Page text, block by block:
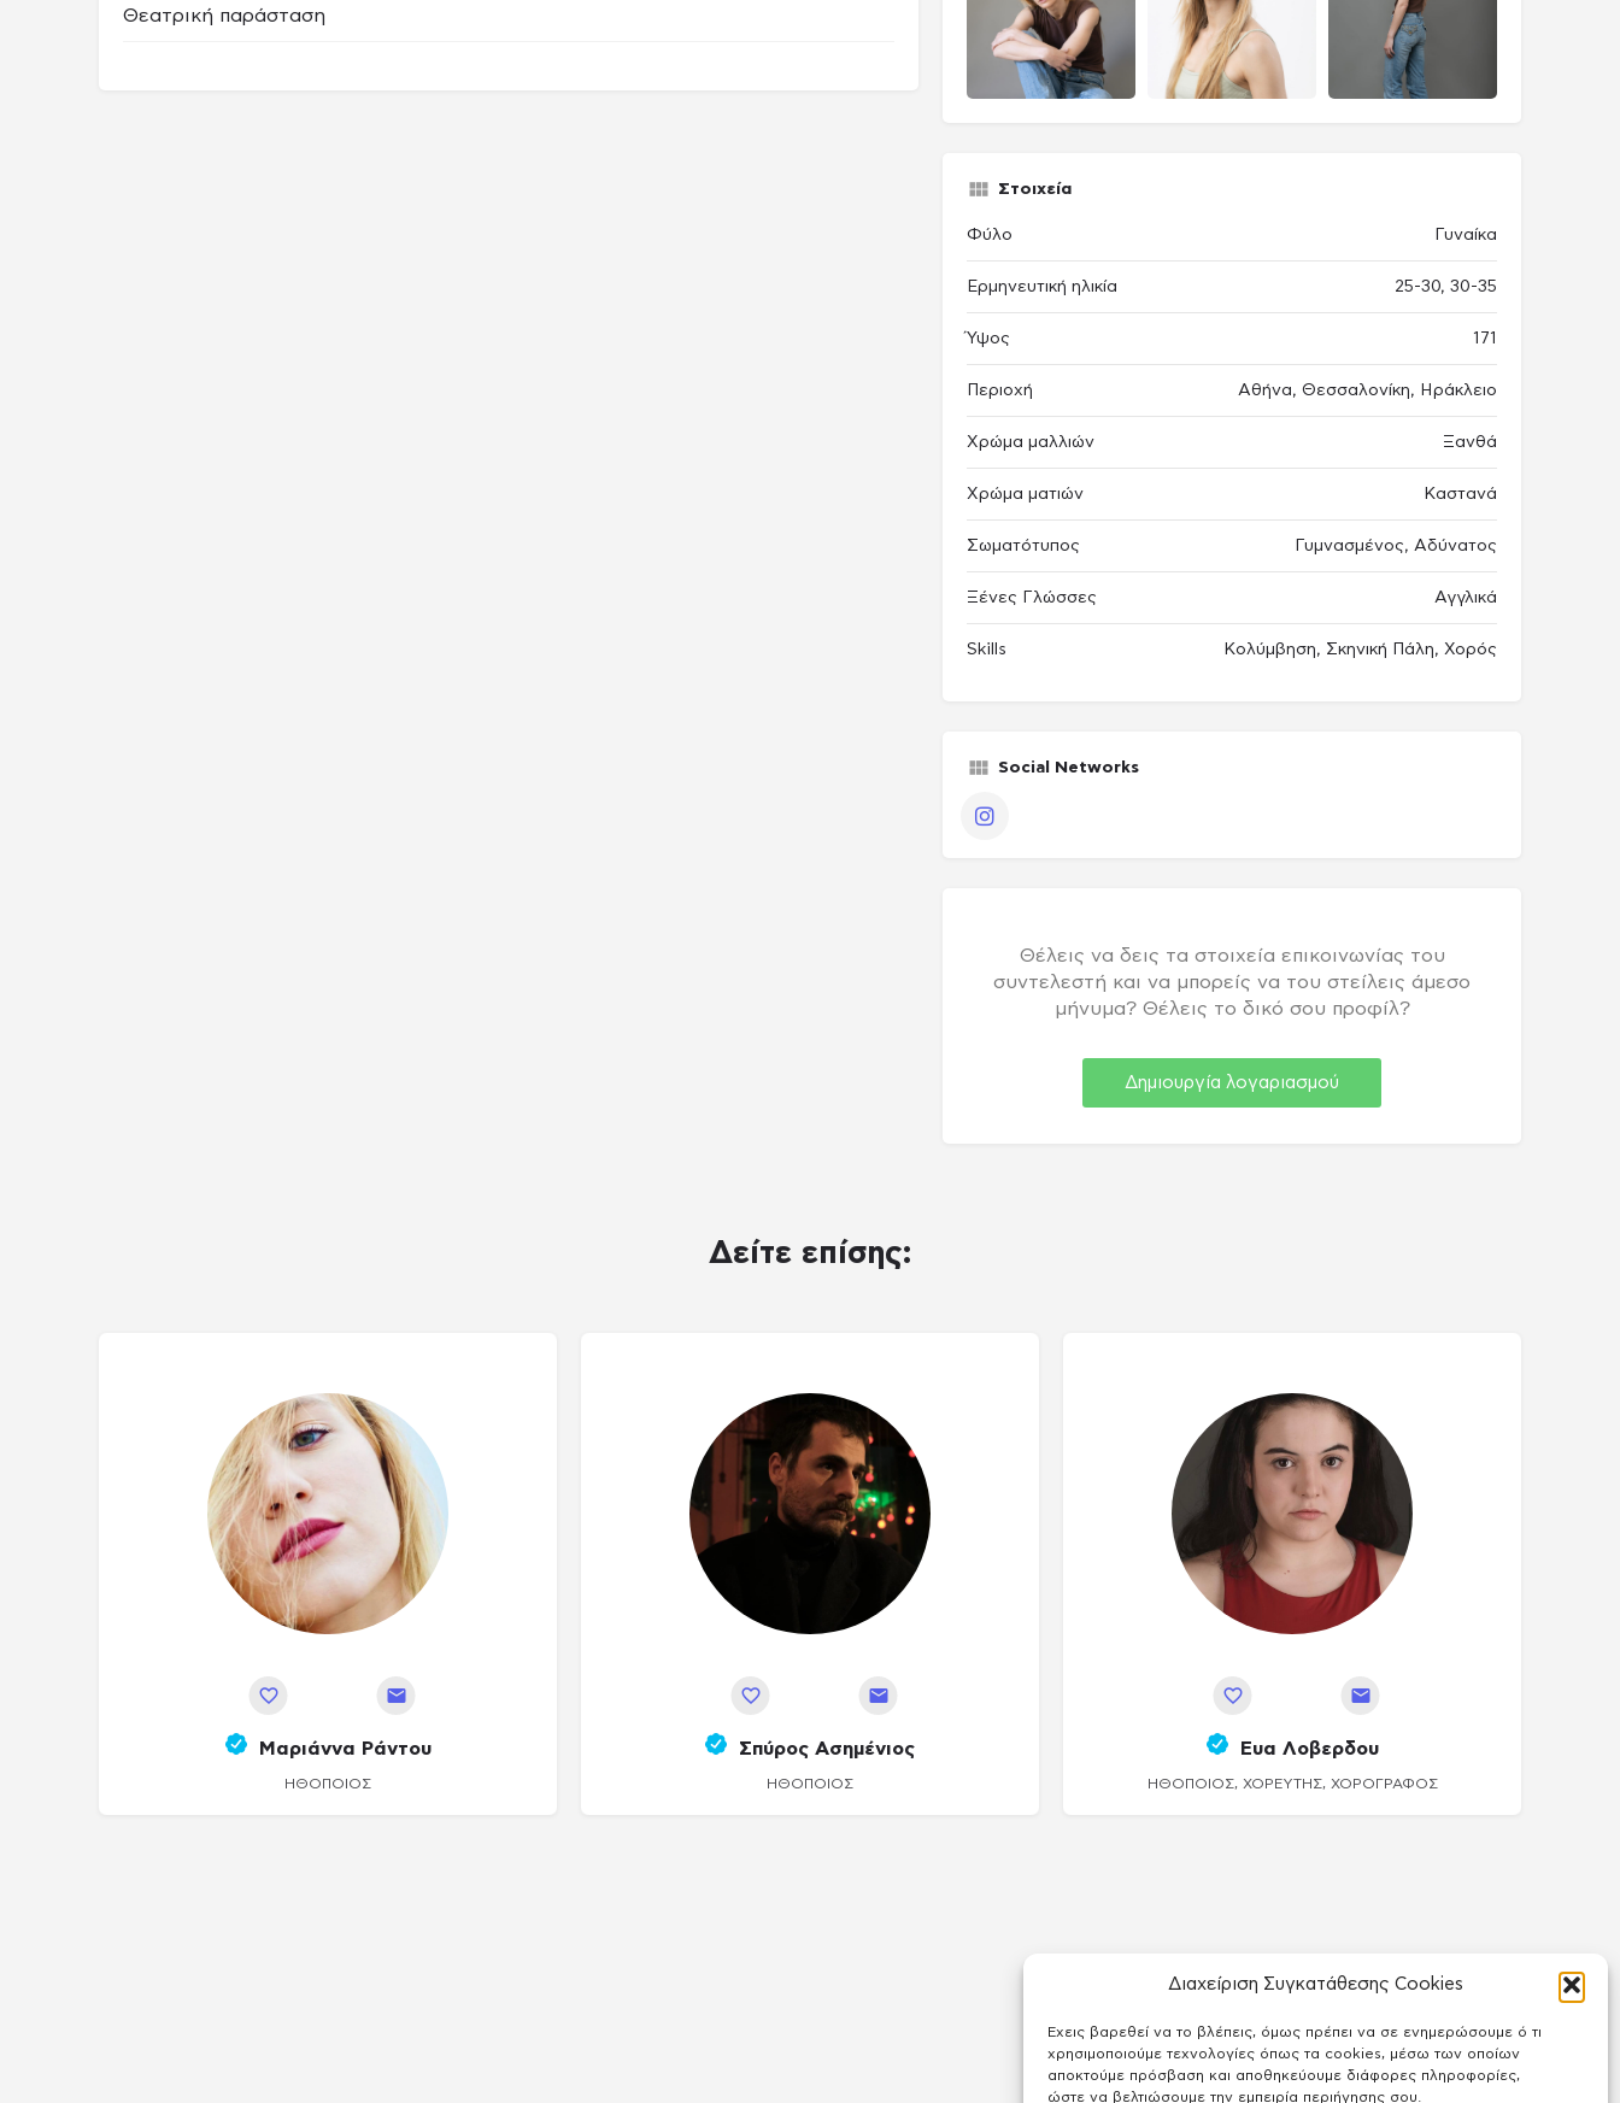
Διαχείριση Συγκατάθεσης Cookies
Έχεις βαρεθεί να το βλέπεις, όμως πρέπει να σε ενημερώσουμε ό τι
χρησιμοποιούμε τεχνολογίες όπως τα cookies, μέσω των οποίων
αποκτούμε πρόσβαση και αποθηκεύουμε διάφορες πληροφορίες,
ώστε να βελτιώσουμε την εμπειρία περιήγησης σου.
Θεατρική παράσταση
Στοιχεία
Φύλο Γυναίκα
Ερμηνευτική ηλικία 25-30, 30-35
Ύψος 171
Περιοχή Αθήνα, Θεσσαλονίκη, Ηράκλειο
Χρώμα μαλλιών Ξανθά
Χρώμα ματιών Καστανά
Σωματότυπος Γυμνασμένος, Αδύνατος
Ξένες Γλώσσες Αγγλικά
Skills Κολύμβηση, Σκηνική Πάλη, Χορός
Social Networks
Θέλεις να δεις τα στοιχεία επικοινωνίας του
συντελεστή και να μπορείς να του στείλεις άμεσο
μήνυμα? Θέλεις το δικό σου προφίλ?
Δημιουργία λογαριασμού
Δείτε επίσης:
Μαριάννα Ράντου
ΗΘΟΠΟΙΌΣ
Σπύρος Ασημένιος
ΗΘΟΠΟΙΌΣ
Ευα Λοβερδου
ΗΘΟΠΟΙΌΣ, ΧΟΡΕΥΤΉΣ, ΧΟΡΟΓΡΆΦΟΣ